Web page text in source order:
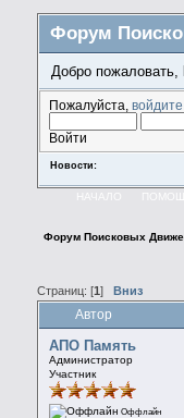
Форум
Добро пожаловать,
Пожалуйста, войдите
Войти
Новости:
НАЧАЛО
Форум Поисковых
Страниц: [1 ] Вниз
Автор
АПО Память
Администратор
Участник
Оффлайн